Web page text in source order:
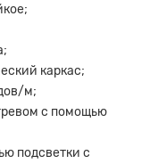
каркас;
м;
с помощью
подсветки с